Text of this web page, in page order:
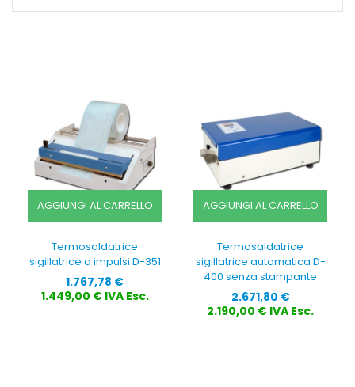
AGGIUNGI AL CARRELLO
Termosaldatrice
sigillatrice a impulsi D-351
Prezzo
1.767,78 €
1.449,00 € IVA Esc.
AGGIUNGI AL CARRELLO
Termosaldatrice
sigillatrice automatica D-
400 senza stampante
Prezzo
2.671,80 €
2.190,00 € IVA Esc.